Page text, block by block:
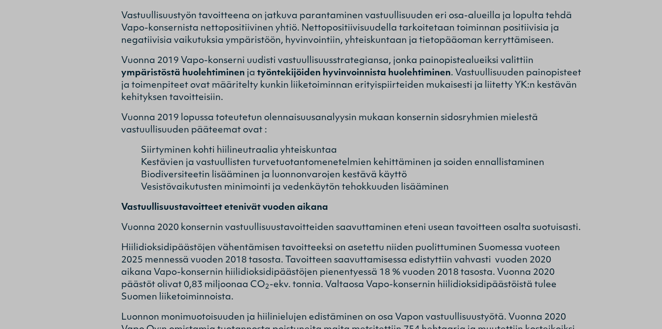
Vastuullisuustyön tavoitteena on jatkuva parantaminen vastuullisuuden eri osa-alueilla ja lopulta tehdä
Vapo-konsernista nettopositiivinen yhtiö. Nettopositiivisuudella tarkoitetaan toiminnan positiivisia ja
negatiivisia vaikutuksia ympäristöön, hyvinvointiin, yhteiskuntaan ja tietopääoman kerryttämiseen.
Vuonna 2019 Vapo-konserni uudisti vastuullisuusstrategiansa, jonka painopistealueiksi valittiin
ympäristöstä huolehtiminen ja työntekijöiden hyvinvoinnista huolehtiminen. Vastuullisuuden painopisteet
ja toimenpiteet ovat määritelty kunkin liiketoiminnan erityispiirteiden mukaisesti ja liitetty YK:n kestävän
kehityksen tavoitteisiin.
Vuonna 2019 lopussa toteutetun olennaisuusanalyysin mukaan konsernin sidosryhmien mielestä
vastuullisuuden pääteemat ovat :
Siirtyminen kohti hiilineutraalia yhteiskuntaa
Kestävien ja vastuullisten turvetuotantomenetelmien kehittäminen ja soiden ennallistaminen
Biodiversiteetin lisääminen ja luonnonvarojen kestävä käyttö
Vesistövaikutusten minimointi ja vedenkäytön tehokkuuden lisääminen
Vastuullisuustavoitteet etenivät vuoden aikana
Vuonna 2020 konsernin vastuullisuustavoitteiden saavuttaminen eteni usean tavoitteen osalta suotuisasti.
Hiilidioksidipäästöjen vähentämisen tavoitteeksi on asetettu niiden puolittuminen Suomessa vuoteen
2025 mennessä vuoden 2018 tasosta. Tavoitteen saavuttamisessa edistyttiin vahvasti vuoden 2020
aikana Vapo-konsernin hiilidioksidipäästöjen pienentyessä 18 % vuoden 2018 tasosta. Vuonna 2020
päästöt olivat 0,83 miljoonaa CO2-ekv. tonnia. Valtaosa Vapo-konsernin hiilidioksidipäästöistä tulee
Suomen liiketoiminnoista.
Luonnon monimuotoisuuden ja hiilinielujen edistäminen on osa Vapon vastuullisuustyötä. Vuonna 2020